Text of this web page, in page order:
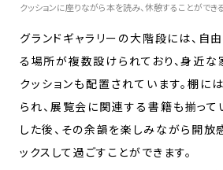
グランドギャラリーの大階段には、自
る場所が複数設けられており、身近な
クッションも配置されています。棚に
られ、展覧会に関連する書籍も揃って
した後、その余韻を楽しみながら開放
ックスして過ごすことができます。
クッションに座りながら本を読み、休憩することができる